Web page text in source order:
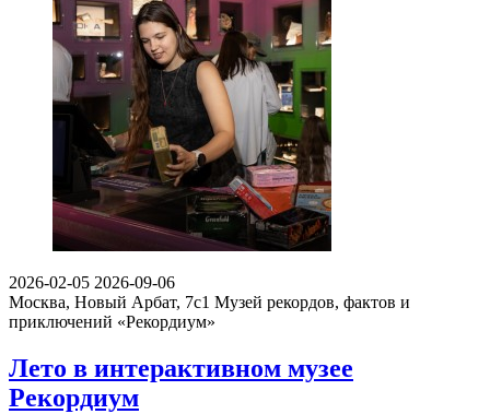
2026-02-05 2026-09-06
Москва, Новый Арбат, 7с1 Музей рекордов, фактов и
приключений «Рекордиум»
Лето в интерактивном музее
Рекордиум